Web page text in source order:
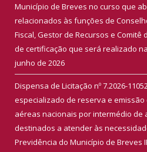
Município de Breves no curso que
relacionados às funções de
Fiscal, Gestor de Recursos e
de certificação que será realizado
junho de 2026
Dispensa de Licitação nº 7.2026-
especializado de reserva e
aéreas nacionais por intermédio de
destinados a atender às
Previdência do Município de Breves